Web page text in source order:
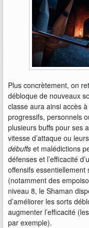
Plus concrètement, on
débloque de nouveaux
classe aura ainsi accès
progressifs, personnels
plusieurs buffs pour ses
vitesse d’attaque ou
débuffs et malédictions
défenses et l’efficacité
offensifs
(notamment des
niveau 8, le Shaman
d’améliorer les sorts
augmenter l’efficacité
par exemple).